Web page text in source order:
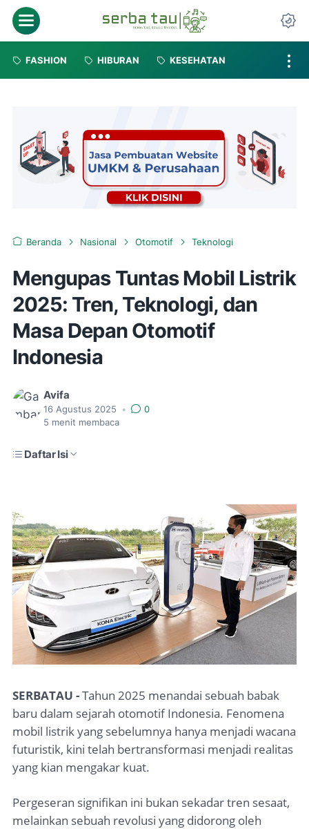
FASHION HIBURAN KESEHATAN
Beranda Nasional Otomotif Teknologi
Mengupas Tuntas Mobil Listrik
2025: Tren, Teknologi, dan
Masa Depan Otomotif
Indonesia
Avifa
16 Agustus 2025 •
0
5 menit membaca
Daftar Isi
SERBATAU -Tahun 2025 menandai sebuah babak
baru dalam sejarah otomotif Indonesia. Fenomena
mobil listrik yang sebelumnya hanya menjadi wacana
futuristik, kini telah bertransformasi menjadi realitas
yang kian mengakar kuat.
Pergeseran signifikan ini bukan sekadar tren sesaat,
melainkan sebuah revolusi yang didorong oleh